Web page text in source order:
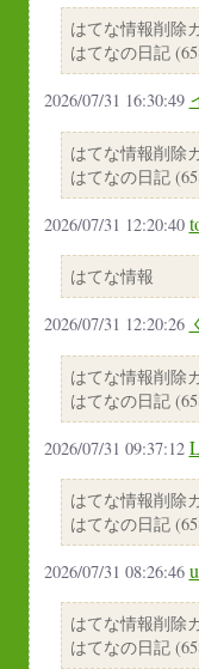
はてな情報削除
はてなの日記
2026/07/31 16:30:49
はてな情報削除
はてなの日記
2026/07/31 12:20:40
はてな情報
2026/07/31 12:20:26
はてな情報削除
はてなの日記
2026/07/31 09:37:12
はてな情報削除
はてなの日記
2026/07/31 08:26:46
はてな情報削除
はてなの日記